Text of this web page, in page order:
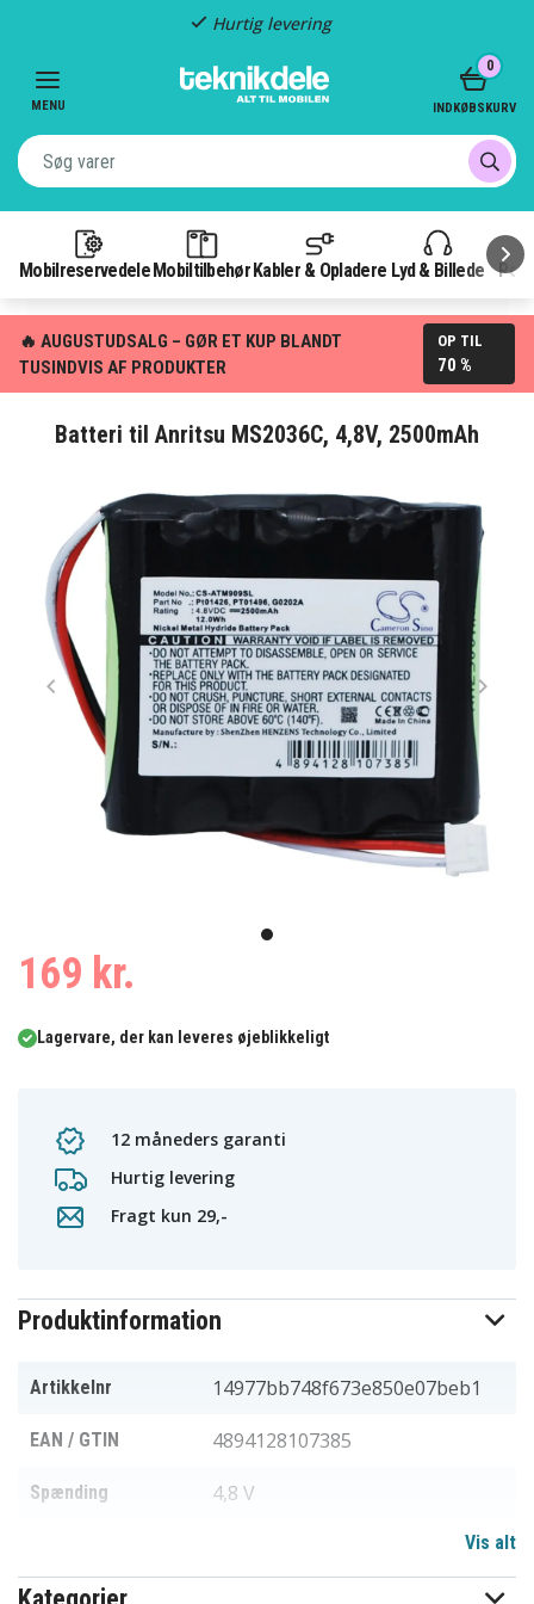
Hurtig levering
MENU
Mobilreservedele Mobiltilbehør Kabler & Opladere Lyd & Billede
0
INDKØBSKURV
🔥 AUGUSTUDSALG – GØR ET KUP BLANDT
TUSINDVIS AF PRODUKTER
OP TIL
70 %
Batteri til Anritsu MS2036C, 4,8V, 2500mAh
item
of
169 kr.
Lagervare, der kan leveres øjeblikkeligt
12 måneders garanti
Hurtig levering
Fragt kun 29,-
Produktinformation
Artikkelnr 14977bb748f673e850e07beb1
EAN / GTIN 4894128107385
Spænding 4,8 V
Kapacitet
Vis alt